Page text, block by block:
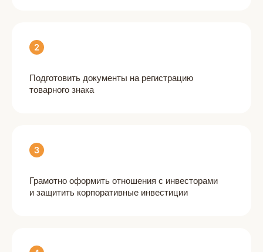
Подготовить документы на регистрацию
товарного знака
Грамотно оформить отношения с инвесторами
и защитить корпоративные инвестиции